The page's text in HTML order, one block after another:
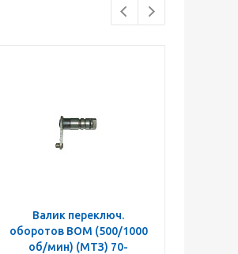
Валик переключ.
оборотов ВОМ (500/1000
об/мин) (МТЗ) 70-